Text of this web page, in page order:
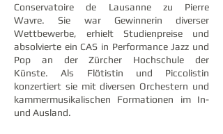
Conservatoire de Lausanne zu Pierre
Wavre. Sie war Gewinnerin diverser
Wettbewerbe, erhielt Studienpreise und
absolvierte ein CAS in Performance Jazz und
Pop an der Zürcher Hochschule der
Künste. Als Flötistin und Piccolistin
konzertiert sie mit diversen Orchestern und
kammermusikalischen Formationen im In-
und Ausland.